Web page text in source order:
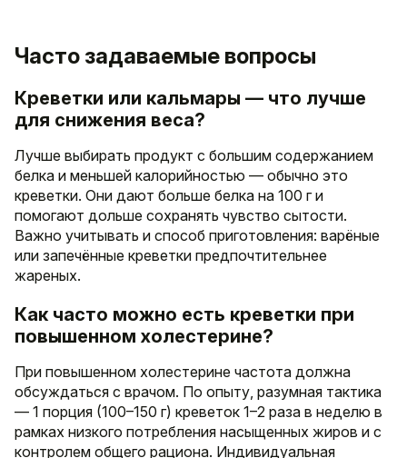
Часто задаваемые вопросы
Креветки или кальмары — что лучше
для снижения веса?
Лучше выбирать продукт с большим содержанием
белка и меньшей калорийностью — обычно это
креветки. Они дают больше белка на 100 г и
помогают дольше сохранять чувство сытости.
Важно учитывать и способ приготовления: варёные
или запечённые креветки предпочтительнее
жареных.
Как часто можно есть креветки при
повышенном холестерине?
При повышенном холестерине частота должна
обсуждаться с врачом. По опыту, разумная тактика
— 1 порция (100–150 г) креветок 1–2 раза в неделю в
рамках низкого потребления насыщенных жиров и с
контролем общего рациона. Индивидуальная